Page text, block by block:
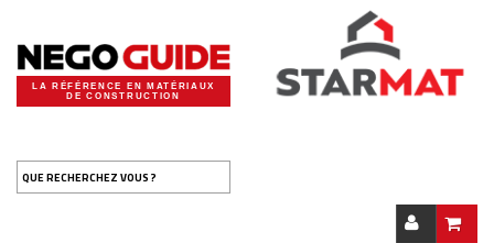
LA RÉFÉRENCE EN MATÉRIAUX
DE CONSTRUCTION
QUE RECHERCHEZ VOUS ?